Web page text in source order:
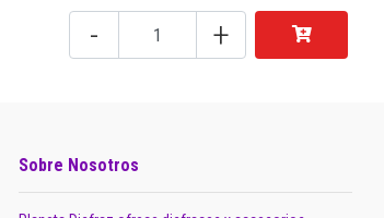
- +
Sobre Nosotros